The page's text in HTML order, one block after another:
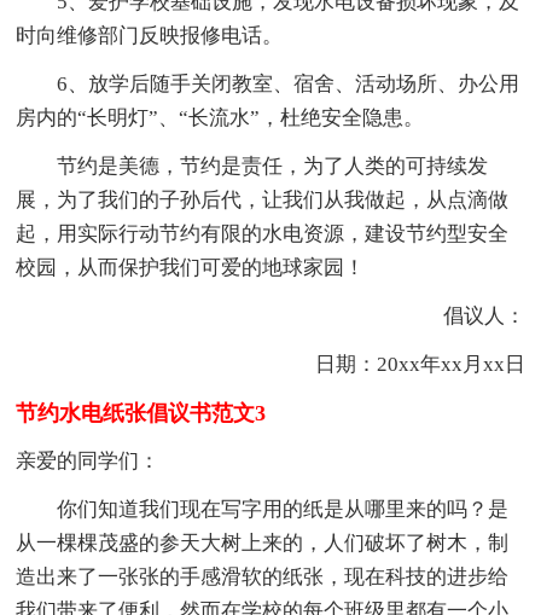
时向维修部门反映报修电话。
6、放学后随手关闭教室、宿舍、活动场所、办公用
房内的“长明灯”、“长流水”，杜绝安全隐患。
节约是美德，节约是责任，为了人类的可持续发
展，为了我们的子孙后代，让我们从我做起，从点滴做
起，用实际行动节约有限的水电资源，建设节约型安全
校园，从而保护我们可爱的地球家园！
倡议人：
日期：20xx年xx月xx日
节约水电纸张倡议书范文3
亲爱的同学们：
你们知道我们现在写字用的纸是从哪里来的吗？是
从一棵棵茂盛的参天大树上来的，人们破坏了树木，制
造出来了一张张的手感滑软的纸张，现在科技的进步给
我们带来了便利，然而在学校的每个班级里都有一个小